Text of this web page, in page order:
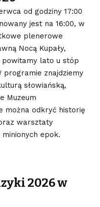
od godziny 17:00
jest na 16:00, w
plenerowe
Nocą Kupały,
lato u stóp
programie znajdziemy
słowiańską,
Muzeum
można odkryć historię
warsztaty
epok.
2026 w